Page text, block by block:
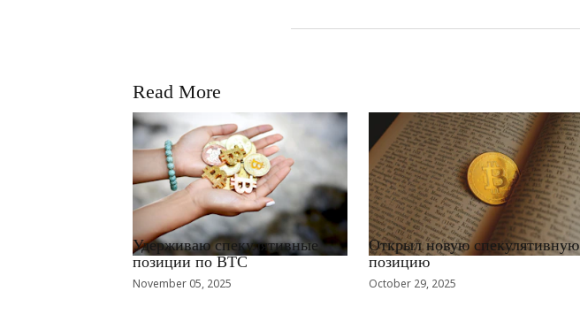
Read More
RRCNEWS_RU
Удерживаю спекулятивные
позиции по BTC
November 05, 2025
RRCNEWS_RU
Открыл новую спекулятивную
позицию
October 29, 2025